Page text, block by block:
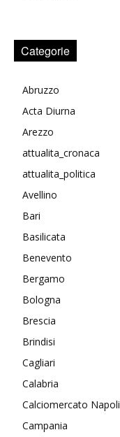
Categorie
Abruzzo
Acta Diurna
Arezzo
attualita_cronaca
attualita_politica
Avellino
Bari
Basilicata
Benevento
Bergamo
Bologna
Brescia
Brindisi
Cagliari
Calabria
Calciomercato Napoli
Campania